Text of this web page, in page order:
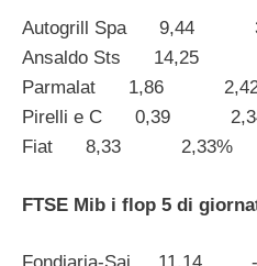
Autogrill Spa 9,44
Ansaldo Sts 14,25
Parmalat 1,86
Pirelli e C 0,39
Fiat 8,33 2,33%
FTSE Mib i flop 5 di